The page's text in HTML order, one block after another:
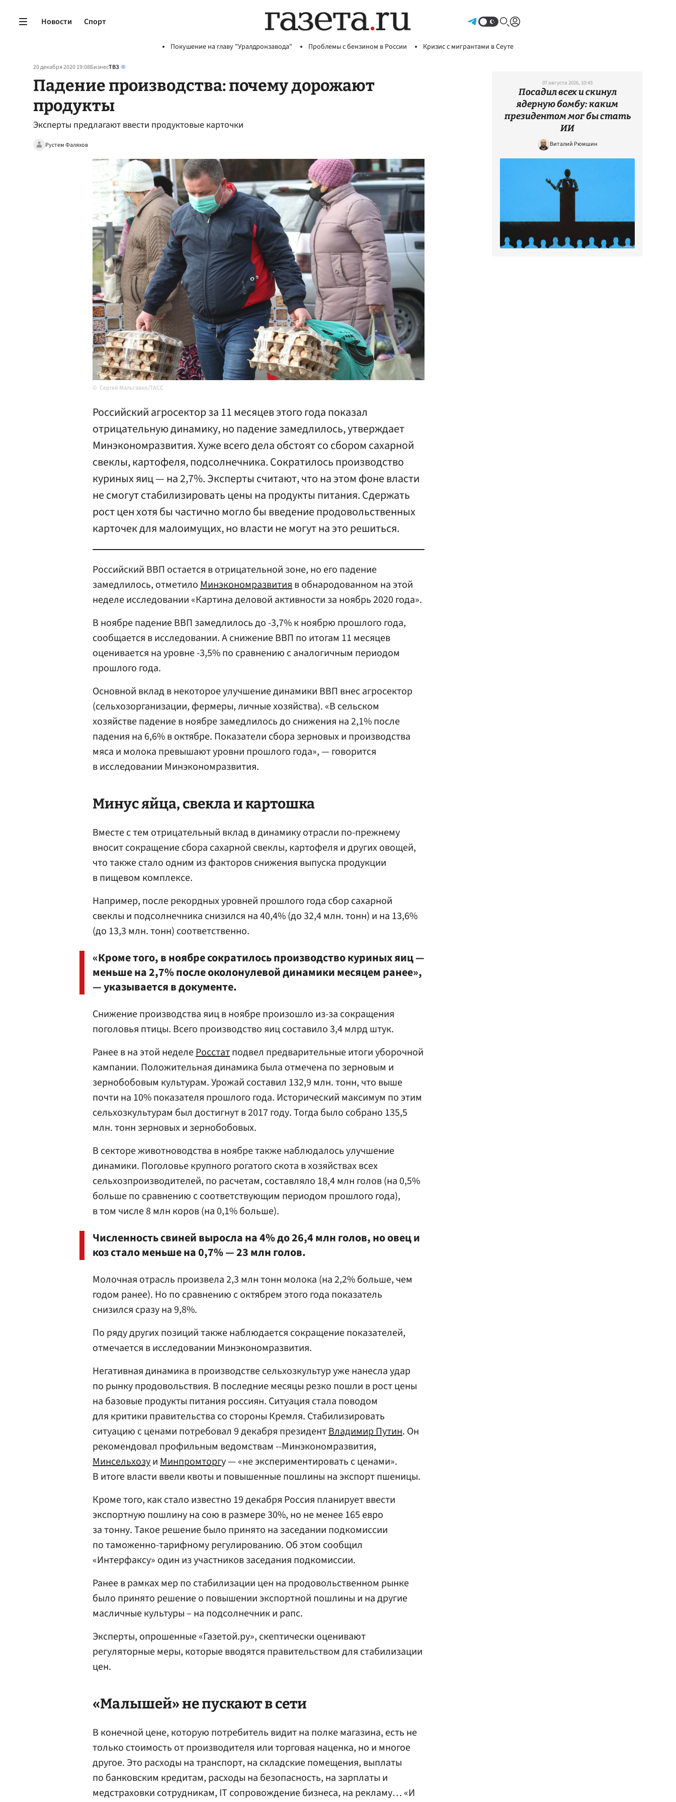
Новости Спорт
Покушение на главу "Уралдронзавода" Проблемы с бензином в России Кризис с мигрантами в Сеуте
20 декабря 2020 19:08БизнесТВЗ
Падение производства: почему дорожают
продукты
Эксперты предлагают ввести продуктовые карточки
Рустем Фаляхов
Сергей Мальгавко/ТАСС
Российский агросектор за 11 месяцев этого года показал
отрицательную динамику, но падение замедлилось, утверждает
Минэкономразвития. Хуже всего дела обстоят со сбором сахарной
свеклы, картофеля, подсолнечника. Сократилось производство
куриных яиц — на 2,7%. Эксперты считают, что на этом фоне власти
не смогут стабилизировать цены на продукты питания. Сдержать
рост цен хотя бы частично могло бы введение продовольственных
карточек для малоимущих, но власти не могут на это решиться.
Российский ВВП остается в отрицательной зоне, но его падение
замедлилось, отметилоМинэкономразвитияв обнародованном на этой
неделе исследовании «Картина деловой активности за ноябрь 2020 года».
В ноябре падение ВВП замедлилось до -3,7% к ноябрю прошлого года,
сообщается в исследовании. А снижение ВВП по итогам 11 месяцев
оценивается на уровне -3,5% по сравнению с аналогичным периодом
прошлого года.
Основной вклад в некоторое улучшение динамики ВВП внес агросектор
(сельхозорганизации, фермеры, личные хозяйства). «В сельском
хозяйстве падение в ноябре замедлилось до снижения на 2,1% после
падения на 6,6% в октябре. Показатели сбора зерновых и производства
мяса и молока превышают уровни прошлого года», — говорится
в исследовании Минэкономразвития.
Минус яйца, свекла и картошка
Вместе с тем отрицательный вклад в динамику отрасли по-прежнему
вносит сокращение сбора сахарной свеклы, картофеля и других овощей,
что также стало одним из факторов снижения выпуска продукции
в пищевом комплексе.
Например, после рекордных уровней прошлого года сбор сахарной
свеклы и подсолнечника снизился на 40,4% (до 32,4 млн. тонн) и на 13,6%
(до 13,3 млн. тонн) соответственно.
«Кроме того, в ноябре сократилось производство куриных яиц —
меньше на 2,7% после околонулевой динамики месяцем ранее»,
— указывается в документе.
Снижение производства яиц в ноябре произошло из-за сокращения
поголовья птицы. Всего производство яиц составило 3,4 млрд штук.
Ранее в на этой неделеРосстатподвел предварительные итоги уборочной
кампании. Положительная динамика была отмечена по зерновым и
зернобобовым культурам. Урожай составил 132,9 млн. тонн, что выше
почти на 10% показателя прошлого года. Исторический максимум по этим
сельхозкультурам был достигнут в 2017 году. Тогда было собрано 135,5
млн. тонн зерновых и зернобобовых.
В секторе животноводства в ноябре также наблюдалось улучшение
динамики. Поголовье крупного рогатого скота в хозяйствах всех
сельхозпроизводителей, по расчетам, составляло 18,4 млн голов (на 0,5%
больше по сравнению с соответствующим периодом прошлого года),
в том числе 8 млн коров (на 0,1% больше).
Численность свиней выросла на 4% до 26,4 млн голов, но овец и
коз стало меньше на 0,7% — 23 млн голов.
Молочная отрасль произвела 2,3 млн тонн молока (на 2,2% больше, чем
годом ранее). Но по сравнению с октябрем этого года показатель
снизился сразу на 9,8%.
По ряду других позиций также наблюдается сокращение показателей,
отмечается в исследовании Минэкономразвития.
Негативная динамика в производстве сельхозкультур уже нанесла удар
по рынку продовольствия. В последние месяцы резко пошли в рост цены
на базовые продукты питания россиян. Ситуация стала поводом
для критики правительства со стороны Кремля. Стабилизировать
ситуацию с ценами потребовал 9 декабря президентВладимир Путин. Он
рекомендовал профильным ведомствам --Минэкономразвития,
МинсельхозуиМинпромторгу — «не экспериментировать с ценами».
В итоге власти ввели квоты и повышенные пошлины на экспорт пшеницы.
Кроме того, как стало известно 19 декабря Россия планирует ввести
экспортную пошлину на сою в размере 30%, но не менее 165 евро
за тонну. Такое решение было принято на заседании подкомиссии
по таможенно-тарифному регулированию. Об этом сообщил
«Интерфаксу» один из участников заседания подкомиссии.
Ранее в рамках мер по стабилизации цен на продовольственном рынке
было принято решение о повышении экспортной пошлины и на другие
масличные культуры – на подсолнечник и рапс.
Эксперты, опрошенные «Газетой.ру», скептически оценивают
регуляторные меры, которые вводятся правительством для стабилизации
цен.
«Малышей» не пускают в сети
В конечной цене, которую потребитель видит на полке магазина, есть не
только стоимость от производителя или торговая наценка, но и многое
другое. Это расходы на транспорт, на складские помещения, выплаты
по банковским кредитам, расходы на безопасность, на зарплаты и
медстраховки сотрудникам, IT сопровождение бизнеса, на рекламу… «И
07 августа 2026, 10:43
Посадил всех и скинул
ядерную бомбу: каким
президентом мог бы стать
ИИ
Виталий Рюмшин